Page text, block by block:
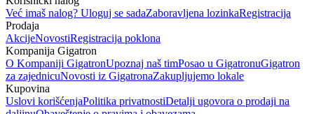
Već imaš nalog? Uloguj se sadaZaboravljena lozinkaRegistracija
Prodaja
AkcijeNovostiRegistracija poklona
Kompanija Gigatron
O Kompaniji GigatronUpoznaj naš timPosao u GigatronuGigatron
za zajednicuNovosti iz GigatronaZakupljujemo lokale
Kupovina
Uslovi korišćenjaPolitika privatnostiDetalji ugovora o prodaji na